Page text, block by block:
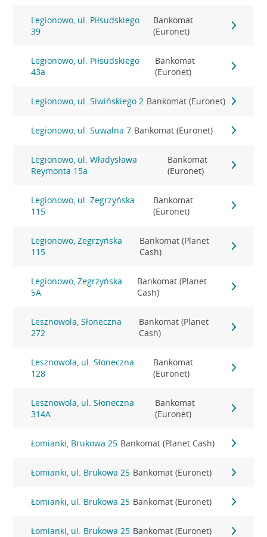
Legionowo, ul. Piłsudskiego
39
Bankomat
(Euronet)
Legionowo, ul. Piłsudskiego
43a
Bankomat
(Euronet)
Legionowo, ul. Siwińskiego 2 Bankomat (Euronet)
Legionowo, ul. Suwalna 7 Bankomat (Euronet)
Legionowo, ul. Władysława
Reymonta 15a
Bankomat
(Euronet)
Legionowo, ul. Zegrzyńska
115
Bankomat
(Euronet)
Legionowo, Zegrzyńska
115
Bankomat (Planet
Cash)
Legionowo, Zegrzyńska
5A
Bankomat (Planet
Cash)
Lesznowola, Słoneczna
272
Bankomat (Planet
Cash)
Lesznowola, ul. Słoneczna
128
Bankomat
(Euronet)
Lesznowola, ul. Słoneczna
314A
Bankomat
(Euronet)
Łomianki, Brukowa 25 Bankomat (Planet Cash)
Łomianki, ul. Brukowa 25 Bankomat (Euronet)
Łomianki, ul. Brukowa 25 Bankomat (Euronet)
Łomianki, ul. Brukowa 25 Bankomat (Euronet)